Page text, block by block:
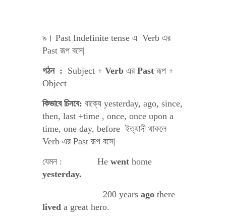
৯। Past Indefinite tense এ Verb এর
Past রূপ বসে|
গঠন: Subject + Verb এর Pastরূপ +
Object
কিভাবে চিনবে: বাক্যে yesterday, ago, since,
then, last +time , once, once upon a
time, one day, before ইত্যাদী থাকলে
Verb এর Past রূপ বসে|
যেমন : He went home
yesterday.
200 years ago there
lived a great hero.